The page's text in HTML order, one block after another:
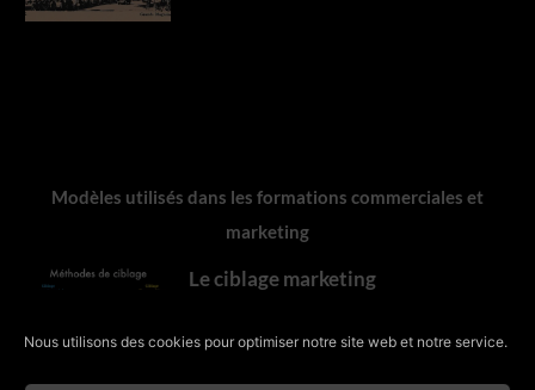
Nous utilisons des cookies pour optimiser notre site web et notre service.
Modèles utilisés dans les formations commerciales et
marketing
Le ciblage marketing